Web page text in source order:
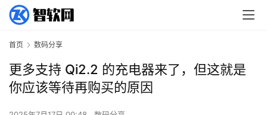
首页 数码分享
更多支持 Qi2.2 的充电器来了，但这就是
你应该等待再购买的原因